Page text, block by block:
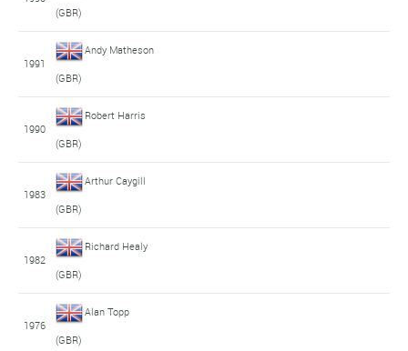
(GBR)
1991
Andy Matheson
(GBR)
1990
Robert Harris
(GBR)
1983
Arthur Caygill
(GBR)
1982
Richard Healy
(GBR)
1976
Alan Topp
(GBR)